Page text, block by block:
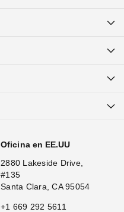
Oficina en EE.UU
2880 Lakeside Drive,
#135
Santa Clara, CA 95054
+1 669 292 5611